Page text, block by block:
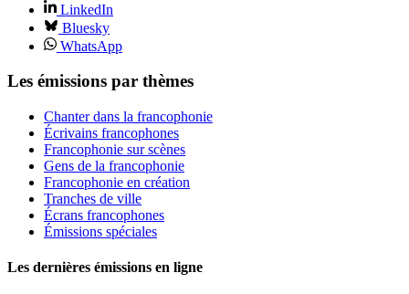
LinkedIn
Bluesky
WhatsApp
Les émissions par thèmes
Chanter dans la francophonie
Écrivains francophones
Francophonie sur scènes
Gens de la francophonie
Francophonie en création
Tranches de ville
Écrans francophones
Émissions spéciales
Les dernières émissions en ligne